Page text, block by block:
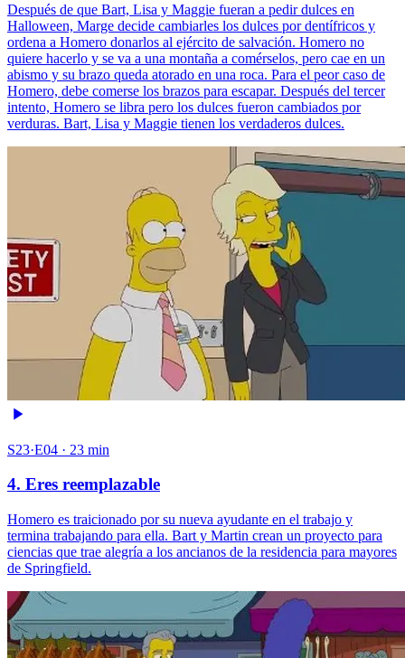
Después de que Bart, Lisa y Maggie fueran a pedir dulces en
Halloween, Marge decide cambiarles los dulces por dentífricos y
ordena a Homero donarlos al ejército de salvación. Homero no
quiere hacerlo y se va a una montaña a comérselos, pero cae en un
abismo y su brazo queda atorado en una roca. Para el peor caso de
Homero, debe comerse los brazos para escapar. Después del tercer
intento, Homero se libra pero los dulces fueron cambiados por
verduras. Bart, Lisa y Maggie tienen los verdaderos dulces.
S23·E04 · 23 min
4. Eres reemplazable
Homero es traicionado por su nueva ayudante en el trabajo y
termina trabajando para ella. Bart y Martin crean un proyecto para
ciencias que trae alegría a los ancianos de la residencia para mayores
de Springfield.